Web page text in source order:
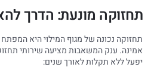
תחזוקה מונעת: הדרך
תחזוקה נכונה של מגוף המילוי היא
אמינה. ענק המשאבות מציעה שירותי
יפעל ללא תקלות לאורך שנים: